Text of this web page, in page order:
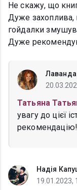
Не скажу, що
Дуже захоплива,
гойдалки
Дуже
Лаванда
Татьяна
увагу до цієї
рекомендацію!
Надія
19.01.2023,